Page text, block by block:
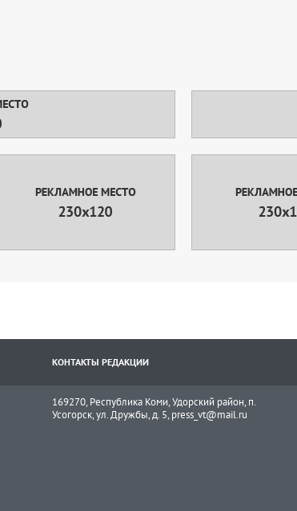
КОНТАКТЫ РЕДАКЦИИ
169270, Республика Коми, Удорский район, п.
Усогорск, ул. Дружбы, д. 5, press_vt@mail.ru